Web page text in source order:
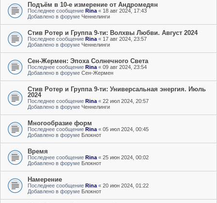
Подъём в 10-е измерение от Андромедян
Последнее сообщение Rina « 18 авг 2024, 17:43
Добавлено в форуме Ченнелинги
Стив Ротер и Группа 9-ти: Волхвы Любви. Август 2024
Последнее сообщение Rina « 17 авг 2024, 23:57
Добавлено в форуме Ченнелинги
Сен-Жермен: Эпоха Солнечного Света
Последнее сообщение Rina « 09 авг 2024, 23:54
Добавлено в форуме Сен-Жермен
Стив Ротер и Группа 9-ти: Универсальная энергия. Июль
2024
Последнее сообщение Rina « 22 июл 2024, 20:57
Добавлено в форуме Ченнелинги
Многообразие форм
Последнее сообщение Rina « 05 июл 2024, 00:45
Добавлено в форуме Блокнот
Время
Последнее сообщение Rina « 25 июн 2024, 00:02
Добавлено в форуме Блокнот
Намерение
Последнее сообщение Rina « 20 июн 2024, 01:22
Добавлено в форуме Блокнот